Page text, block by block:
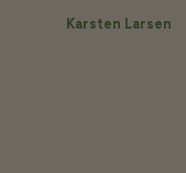
Karsten Larsen